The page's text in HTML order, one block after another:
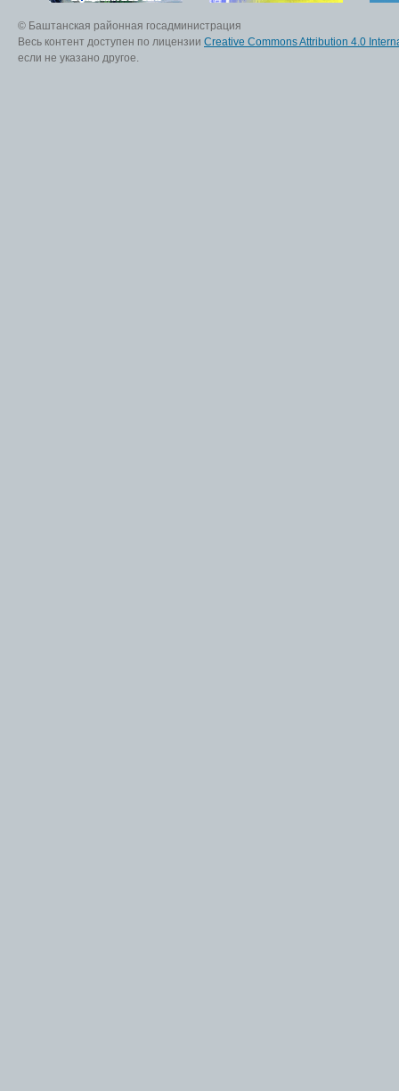
© Баштанская районная госадминистрация
Весь контент доступен по лицензии Creative Commons Attribution 4.0
если не указано другое.